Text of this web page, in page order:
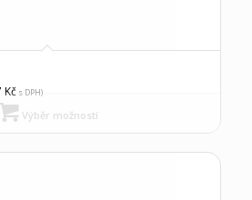
Kčs DPH)
Výběr možností